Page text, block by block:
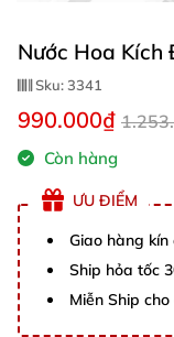
Nước Hoa Kích
Sku:3341
990.000₫
Còn hàng
ƯU ĐIỂM
Giao hàng
Ship hỏa tốc
Miễn Ship